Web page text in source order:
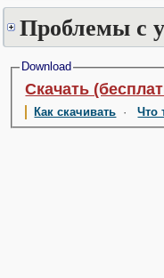
Проблемы с
Download
Скачать
Как скачивать ·Что